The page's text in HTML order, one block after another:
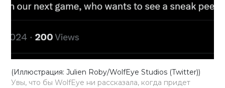
(Иллюстрация: Julien Roby/WolfEye Studios (Twitter))
Увы, что бы WolfEye ни рассказала, когда придет